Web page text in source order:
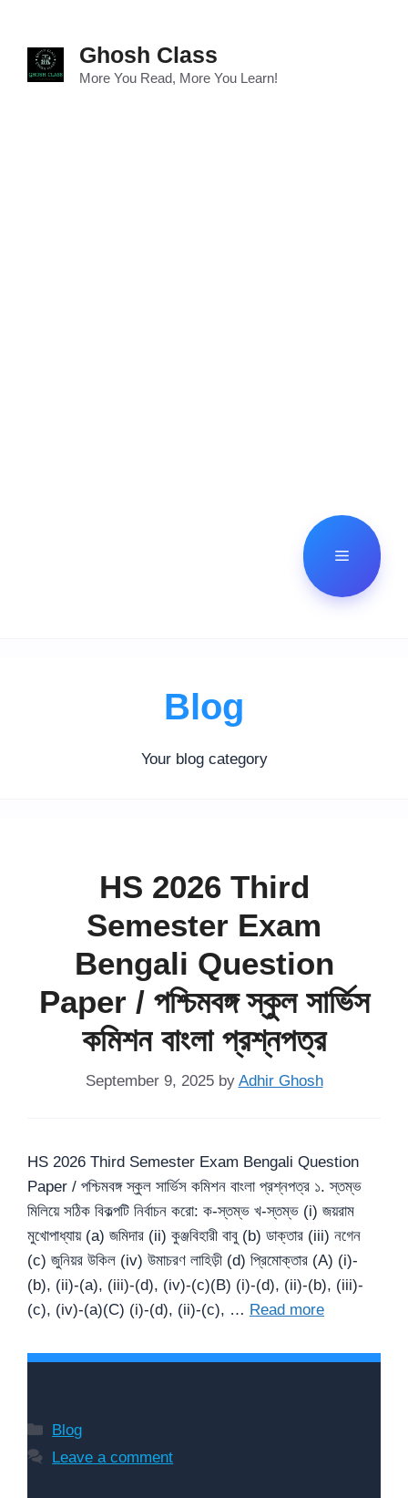
content
Ghosh Class
More You Read, More You Learn!
Menu
Blog
Your blog category
HS 2026 Third
Semester Exam
Bengali Question
Paper / পশ্চিমবঙ্গ স্কুল সার্ভিস
কমিশন বাংলা প্রশ্নপত্র
September 9, 2025 by Adhir Ghosh
HS 2026 Third Semester Exam Bengali Question
Paper / পশ্চিমবঙ্গ স্কুল সার্ভিস কমিশন বাংলা প্রশ্নপত্র ১. স্তম্ভ
মিলিয়ে সঠিক বিকল্পটি নির্বাচন করো: ক-স্তম্ভ খ-স্তম্ভ (i) জয়রাম
মুখোপাধ্যায় (a) জমিদার (ii) কুঞ্জবিহারী বাবু (b) ডাক্তার (iii) নগেন
(c) জুনিয়র উকিল (iv) উমাচরণ লাহিড়ী (d) প্রিমোক্তার (A) (i)-
(b), (ii)-(a), (iii)-(d), (iv)-(c)(B) (i)-(d), (ii)-(b), (iii)-
(c), (iv)-(a)(C) (i)-(d), (ii)-(c), … Read more
Categories
Blog
Leave a comment